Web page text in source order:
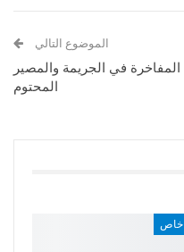
الموضوع التالي
المفاخرة في الجريمة والمصير
المحتوم
خاص